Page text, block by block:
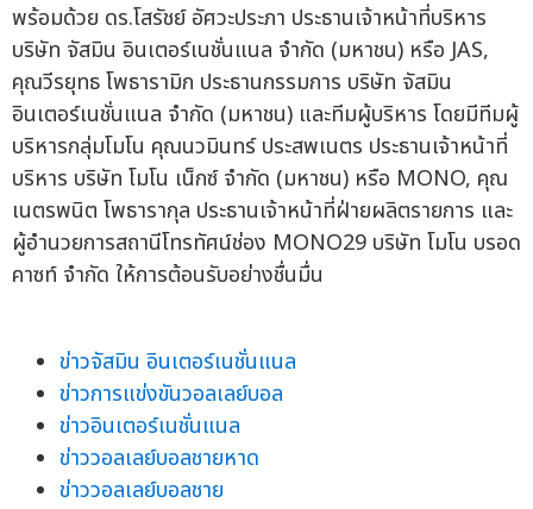
พร้อมด้วย ดร.โสรัชย์ อัศวะประภา ประธานเจ้าหน้าที่บริหาร
บริษัท จัสมิน อินเตอร์เนชั่นแนล จำกัด (มหาชน) หรือ JAS,
คุณวีรยุทธ โพธารามิก ประธานกรรมการ บริษัท จัสมิน
อินเตอร์เนชั่นแนล จำกัด (มหาชน) และทีมผู้บริหาร โดยมีทีมผู้
บริหารกลุ่มโมโน คุณนวมินทร์ ประสพเนตร ประธานเจ้าหน้าที่
บริหาร บริษัท โมโน เน็กซ์ จำกัด (มหาชน) หรือ MONO, คุณ
เนตรพนิต โพธารากุล ประธานเจ้าหน้าที่ฝ่ายผลิตรายการ และ
ผู้อำนวยการสถานีโทรทัศน์ช่อง MONO29 บริษัท โมโน บรอด
คาซท์ จำกัด ให้การต้อนรับอย่างชื่นมื่น
ข่าวจัสมิน อินเตอร์เนชั่นแนล
ข่าวการแข่งขันวอลเลย์บอล
ข่าวอินเตอร์เนชั่นแนล
ข่าววอลเลย์บอลชายหาด
ข่าววอลเลย์บอลชาย